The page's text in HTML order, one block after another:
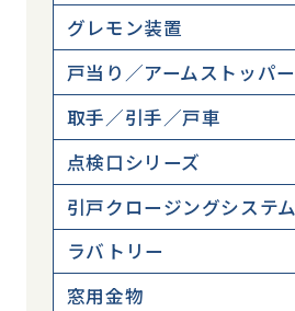
グレモン装置
戸当り／アームストッパー
取手／引手／戸車
点検口シリーズ
引戸クロージングシステム
ラバトリー
窓用金物